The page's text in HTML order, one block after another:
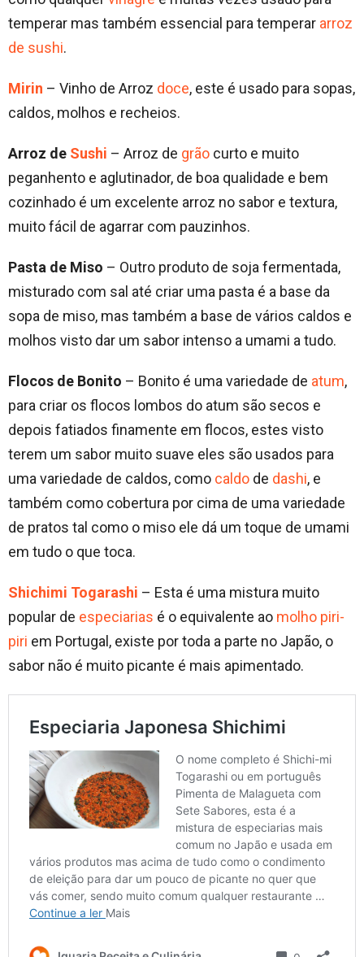
temperar mas também essencial para temperar arroz
de sushi.
Mirin – Vinho de Arroz doce, este é usado para sopas,
caldos, molhos e recheios.
Arroz de Sushi – Arroz de grão curto e muito
peganhento e aglutinador, de boa qualidade e bem
cozinhado é um excelente arroz no sabor e textura,
muito fácil de agarrar com pauzinhos.
Pasta de Miso – Outro produto de soja fermentada,
misturado com sal até criar uma pasta é a base da
sopa de miso, mas também a base de vários caldos e
molhos visto dar um sabor intenso a umami a tudo.
Flocos de Bonito – Bonito é uma variedade de atum,
para criar os flocos lombos do atum são secos e
depois fatiados finamente em flocos, estes visto
terem um sabor muito suave eles são usados para
uma variedade de caldos, como caldo de dashi, e
também como cobertura por cima de uma variedade
de pratos tal como o miso ele dá um toque de umami
em tudo o que toca.
Shichimi Togarashi – Esta é uma mistura muito
popular de especiarias é o equivalente ao molho piri-
piri em Portugal, existe por toda a parte no Japão, o
sabor não é muito picante é mais apimentado.